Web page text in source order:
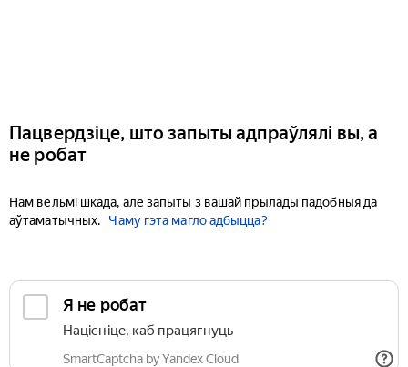
Пацвердзіце, што запыты адпраўлялі вы, а
не робат
Нам вельмі шкада, але запыты з вашай прылады падобныя да
аўтаматычных.
Чаму гэта магло адбыцца?
Я не робат
Націсніце, каб працягнуць
SmartCaptcha by Yandex Cloud